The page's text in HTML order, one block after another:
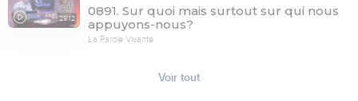
29:12
0891. Sur quoi mais surtout sur qui nous
appuyons-nous?
La Parole Vivante
Voir tout